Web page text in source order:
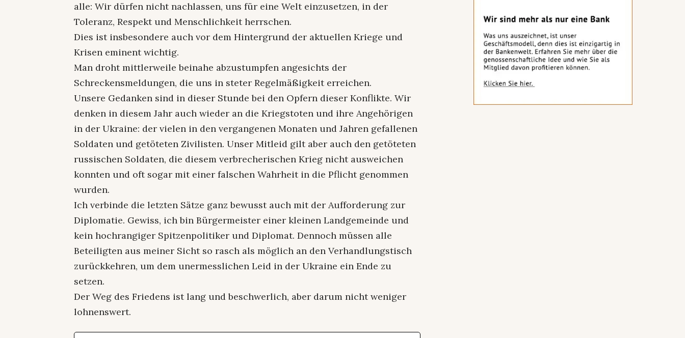
alle: Wir dürfen nicht nachlassen, uns für eine Welt einzusetzen, in der
Toleranz, Respekt und Menschlichkeit herrschen.
Dies ist insbesondere auch vor dem Hintergrund der aktuellen Kriege und
Krisen eminent wichtig.
Man droht mittlerweile beinahe abzustumpfen angesichts der
Schreckensmeldungen, die uns in steter Regelmäßigkeit erreichen.
Unsere Gedanken sind in dieser Stunde bei den Opfern dieser Konflikte. Wir
denken in diesem Jahr auch wieder an die Kriegstoten und ihre Angehörigen
in der Ukraine: der vielen in den vergangenen Monaten und Jahren gefallenen
Soldaten und getöteten Zivilisten. Unser Mitleid gilt aber auch den getöteten
russischen Soldaten, die diesem verbrecherischen Krieg nicht ausweichen
konnten und oft sogar mit einer falschen Wahrheit in die Pflicht genommen
wurden.
Ich verbinde die letzten Sätze ganz bewusst auch mit der Aufforderung zur
Diplomatie. Gewiss, ich bin Bürgermeister einer kleinen Landgemeinde und
kein hochrangiger Spitzenpolitiker und Diplomat. Dennoch müssen alle
Beteiligten aus meiner Sicht so rasch als möglich an den Verhandlungstisch
zurückkehren, um dem unermesslichen Leid in der Ukraine ein Ende zu
setzen.
Der Weg des Friedens ist lang und beschwerlich, aber darum nicht weniger
lohnenswert.